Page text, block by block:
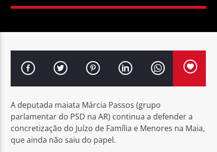
1+1
A deputada maiata Márcia Passos (grupo
parlamentar do PSD na AR) continua a defender a
concretização do Juízo de Família e Menores na Maia,
que ainda não saiu do papel.